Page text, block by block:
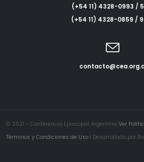
(+54 11) 4328-0993 /
(+54 11) 4328-0859 /
© 2021 - Conferencia Episcopal Argentina Ver
Términos y Condiciones de Uso | Desarrollado por